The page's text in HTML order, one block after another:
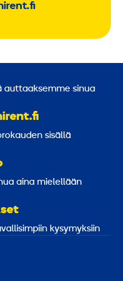
auttaaksemme sinua
sisällä
aina mielellään
kysymyksiin